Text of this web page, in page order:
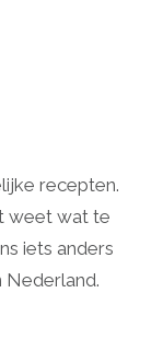
recepten.
weet wat te
iets anders
Nederland.